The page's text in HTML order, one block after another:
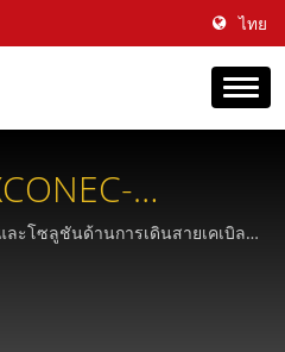
ไทย
บสายเคเบิล
ของคุณ
ะโซลูชันด้านการเดินสายเคเบิล
โครงสร้างพื้นฐานโทรคมนาคม